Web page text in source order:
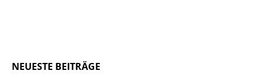
NEUESTE BEITRÄGE